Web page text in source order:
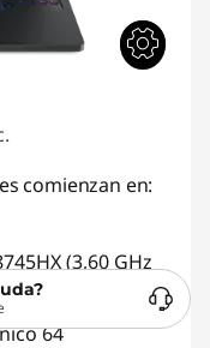
comienzan en:
(3,60 GHz
64